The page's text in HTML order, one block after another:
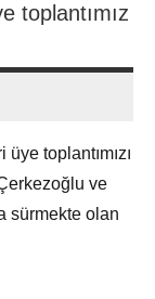
toplantımız
toplantımızı
ve
sürmekte olan